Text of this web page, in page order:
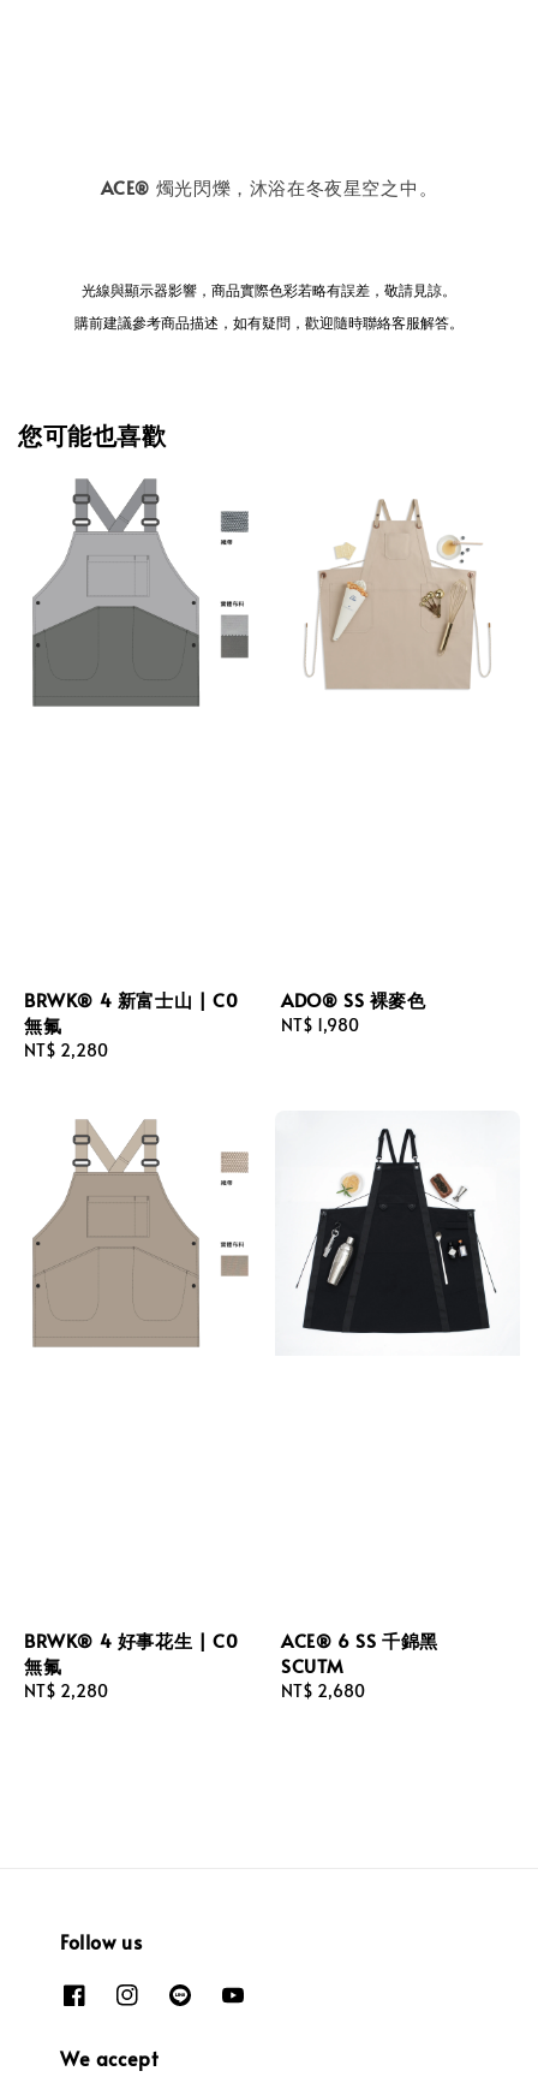
ACE® 燭光閃爍，沐浴在冬夜星空之中⁣。
光線與顯示器影響，商品實際色彩若略有誤差，敬請見諒。
購前建議參考商品描述，如有疑問，歡迎隨時聯絡客服解答。
您可能也喜歡
BRWK® 4 新富士山 | C0
無氟
Regular
NT$ 2,280
ADO® SS 裸麥色
Regular
NT$ 1,980
BRWK® 4 好事花生 | C0
無氟
Regular
NT$ 2,280
ACE® 6 SS 千錦黑
SCUTM
Regular
NT$ 2,680
Follow us
We accept